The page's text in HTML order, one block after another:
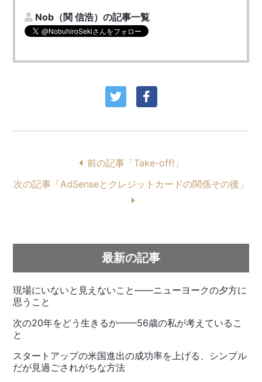
Nob（関 信浩）の記事一覧
前の記事「Take-off!」
次の記事「AdSenseとクレジットカードの関係その後」
最新の記事
現場にいないと見えないこと——ニューヨークの夕方に
思うこと
次の20年をどう生きるか——56歳の私が考えているこ
と
スタートアップの米国進出の成功率を上げる、シンプル
だが見過ごされがちな方法